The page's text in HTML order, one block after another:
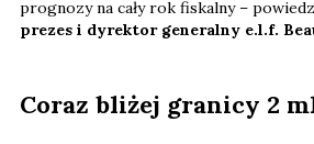
prognozy na cały rok fiskalny –
prezes i dyrektor generalny e.l.f.
Coraz bliżej granicy 2